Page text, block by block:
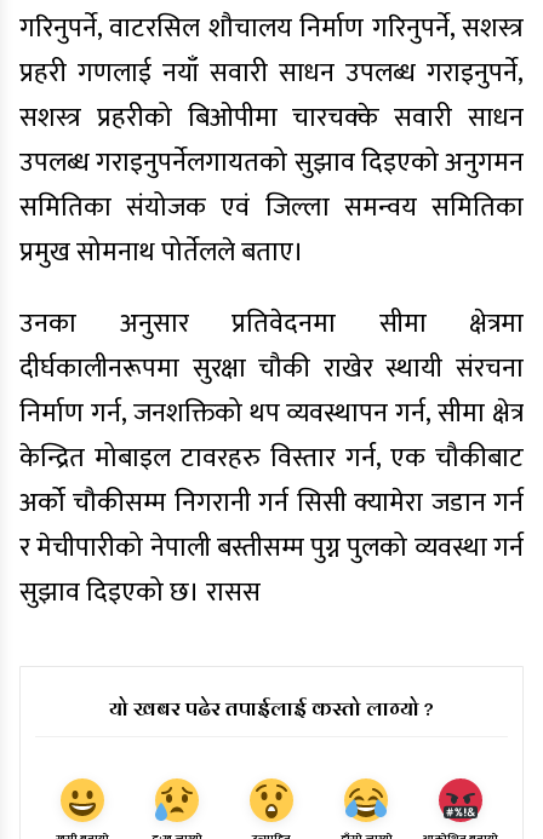
गरिनुपर्ने, वाटरसिल शौचालय निर्माण गरिनुपर्ने, सशस्त्र
प्रहरी गणलाई नयाँ सवारी साधन उपलब्ध गराइनुपर्ने,
सशस्त्र प्रहरीको बिओपीमा चारचक्के सवारी साधन
उपलब्ध गराइनुपर्नेलगायतको सुझाव दिइएको अनुगमन
समितिका संयोजक एवं जिल्ला समन्वय समितिका
प्रमुख सोमनाथ पोर्तेलले बताए।
उनका अनुसार प्रतिवेदनमा सीमा क्षेत्रमा
दीर्घकालीनरूपमा सुरक्षा चौकी राखेर स्थायी संरचना
निर्माण गर्न, जनशक्तिको थप व्यवस्थापन गर्न, सीमा क्षेत्र
केन्द्रित मोबाइल टावरहरु विस्तार गर्न, एक चौकीबाट
अर्को चौकीसम्म निगरानी गर्न सिसी क्यामेरा जडान गर्न
र मेचीपारीको नेपाली बस्तीसम्म पुग्न पुलको व्यवस्था गर्न
सुझाव दिइएको छ। रासस
यो खबर पढेर तपाईलाई कस्तो लाग्यो ?